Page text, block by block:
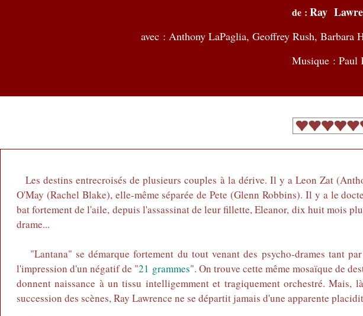
de :Ray
avec : Anthony LaPaglia, Geoffrey Rush, Barbara
Musique : Paul
Les destins entrecroisés de plusieurs couples à la dérive. Il y a Leon Zat
O'May (Rachel Blake), elle-même séparée de Pete (Glenn Robbins). Il y a le
bat fortement de l'aile, depuis l'assassinat de leur fillette, Eleanor, dix huit mois
drame...
"Lantana" se démarque fortement du tout venant des psycho-drames tant
l'impression d'un négatif de "21 grammes". On trouve cette même mosaïque de
donnent naissance à un tissu intelligemment et tragiquement orchestré.
succession des scènes, Ray Lawrence ne se départit jamais d'une apparente